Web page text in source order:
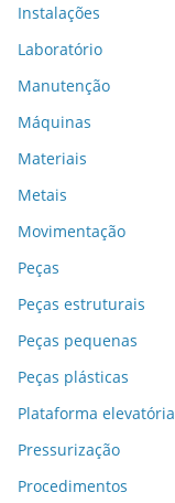
Instalações
Laboratório
Manutenção
Máquinas
Materiais
Metais
Movimentação
Peças
Peças estruturais
Peças pequenas
Peças plásticas
Plataforma elevatória
Pressurização
Procedimentos